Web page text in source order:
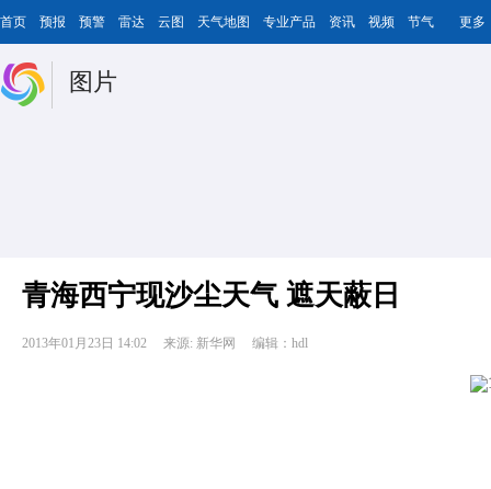
首页 预报 预警 雷达 云图 天气地图 专业产品 资讯 视频 节气 更多
图片
青海西宁现沙尘天气 遮天蔽日
2013年01月23日 14:02 来源: 新华网 编辑：hdl